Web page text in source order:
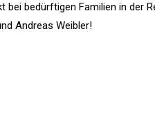
bei bedürftigen Familien in der
Andreas Weibler!